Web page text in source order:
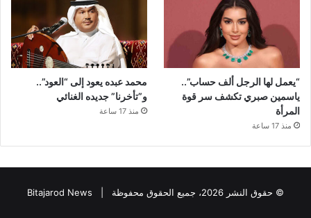
“يعمل لها الرجل ألف حساب”..
ياسمين صبري تكشف سر قوة
المرأة
منذ 17 ساعة
محمد عبده يعود إلى “العود”..
و”تأخرنا” جديده الغنائي
منذ 17 ساعة
© حقوق النشر 2026، جميع الحقوق محفوظة | Bitajarod News